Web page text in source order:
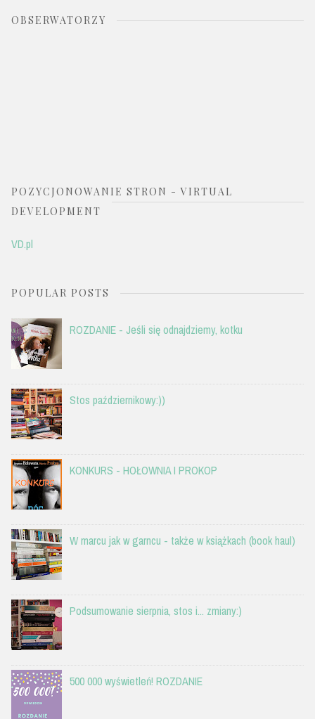
OBSERWATORZY
POZYCJONOWANIE STRON - VIRTUAL
DEVELOPMENT
VD.pl
POPULAR POSTS
ROZDANIE - Jeśli się odnajdziemy, kotku
Stos październikowy:))
KONKURS - HOŁOWNIA I PROKOP
W marcu jak w garncu - także w książkach (book haul)
Podsumowanie sierpnia, stos i... zmiany:)
500 000 wyświetleń! ROZDANIE